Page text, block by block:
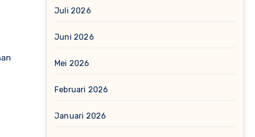
Juli 2026
Juni 2026
Mei 2026
Februari 2026
Januari 2026